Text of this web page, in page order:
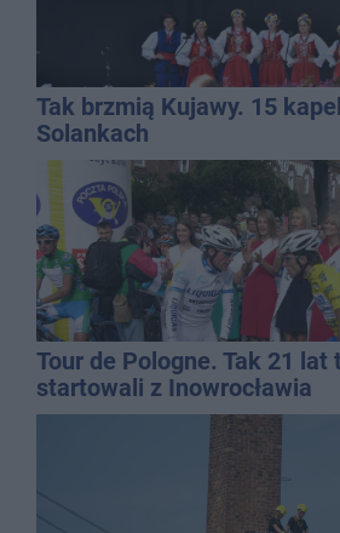
Tak brzmią Kujawy. 15
Solankach
Tour de Pologne. Tak 21 lat
startowali z Inowrocławia